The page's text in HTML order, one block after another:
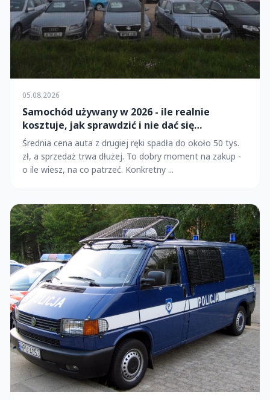
05.08.2026
Samochód używany w 2026 - ile realnie
kosztuje, jak sprawdzić i nie dać się
naciągnąć?
Średnia cena auta z drugiej ręki spadła do około 50 tys.
zł, a sprzedaż trwa dłużej. To dobry moment na zakup -
o ile wiesz, na co patrzeć. Konkretny ...